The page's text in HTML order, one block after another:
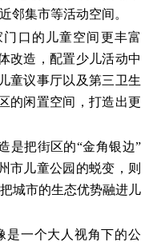
邻集市等活动空间。
口的儿童空间更丰富
改造，配置少儿活动中
童议事厅以及第三卫生
的闲置空间，打造出更
是把街区的“金角银边”
市儿童公园的蜕变，则
城市的生态优势融进儿
是一个大人视角下的公